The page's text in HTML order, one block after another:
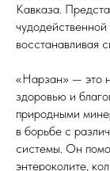
Кавказа.
восстанавливая
«Нарзан» — это
здоровью и
природными
в борьбе с
системы. Он
энтероколите,